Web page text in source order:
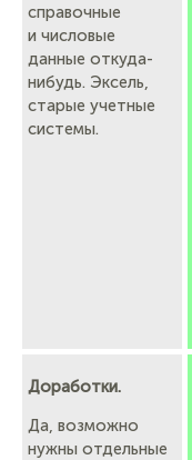
справочные
и числовые
данные откуда-
нибудь. Эксель,
старые учетные
системы.
Доработки.
Да, возможно
нужны отдельные